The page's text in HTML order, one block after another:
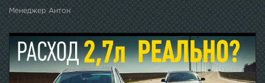
Менеджер Антон